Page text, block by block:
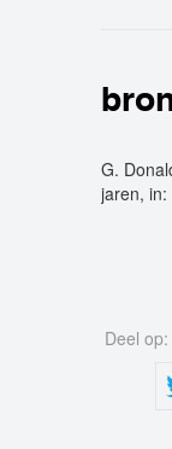
G.
jaren, in:
Deel op: